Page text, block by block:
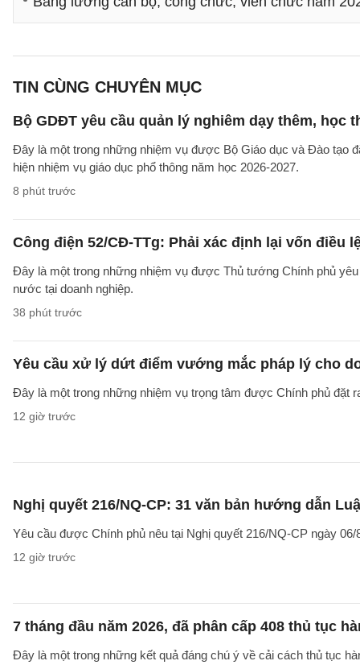
TIN CÙNG CHUYÊN MỤC
Bộ GDĐT yêu cầu quản lý nghiêm dạy thêm, học
Đây là một trong những nhiệm vụ được Bộ Giáo dục và Đào tạo
hiện nhiệm vụ giáo dục phổ thông năm học 2026-2027.
8 phút trước
Công điện 52/CĐ-TTg: Phải xác định lại vốn điều
Đây là một trong những nhiệm vụ được Thủ tướng Chính phủ
nước tại doanh nghiệp.
38 phút trước
Yêu cầu xử lý dứt điểm vướng mắc pháp lý cho
Đây là một trong những nhiệm vụ trọng tâm được Chính phủ đặt
12 giờ trước
Nghị quyết 216/NQ-CP: 31 văn bản hướng dẫn
Yêu cầu được Chính phủ nêu tại Nghị quyết 216/NQ-CP ngày
12 giờ trước
7 tháng đầu năm 2026, đã phân cấp 408 thủ tục
Đây là một trong những kết quả đáng chú ý về cải cách thủ tục